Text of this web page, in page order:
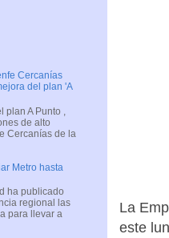
​​La
este
Cercanías
del plan 'A
A Punto ,
de alto
Cercanías de la
Metro hasta
ha publicado
regional las
para llevar a